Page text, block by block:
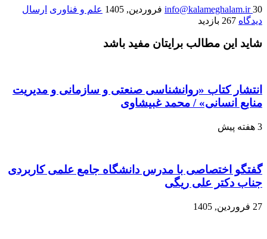
info@kalameghalam.ir30 فروردین, 1405 علم و فناوری ارسال
دیدگاه 267 بازدید
شاید این مطالب برایتان مفید باشد
انتشار کتاب «روانشناسی صنعتی و سازمانی و مدیریت
منابع انسانی» / محمد غبیشاوی
3 هفته پیش
گفتگو اختصاصی با مدرس دانشگاه جامع علمی کاربردی
جناب دکتر علی ریگی
27 فروردین, 1405